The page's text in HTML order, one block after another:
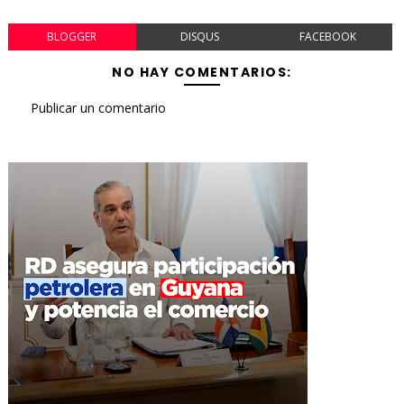
BLOGGER DISQUS FACEBOOK
NO HAY COMENTARIOS:
Publicar un comentario